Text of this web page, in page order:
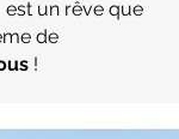
un rêve que
de
!